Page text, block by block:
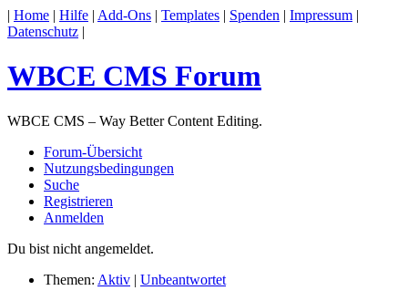
| Home | Hilfe | Add-Ons | Templates | Spenden | Impressum |
Datenschutz |
WBCE CMS Forum
WBCE CMS – Way Better Content Editing.
Forum-Übersicht
Nutzungsbedingungen
Suche
Registrieren
Anmelden
Du bist nicht angemeldet.
Themen: Aktiv | Unbeantwortet